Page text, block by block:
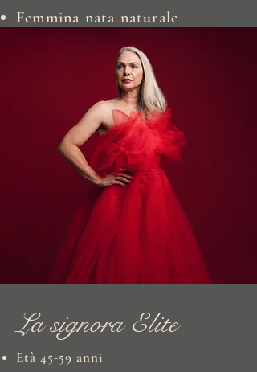
Femmina nata naturale
Cittadino del titolo locale e
del paese in cui gareggia
Attualmente deve essere
sposato
La signora Elite
Età 45-59 anni